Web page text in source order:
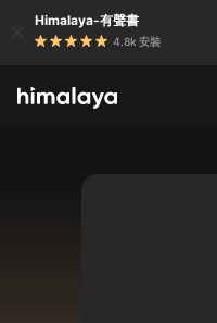
Himalaya-有聲書
4.8k 安裝